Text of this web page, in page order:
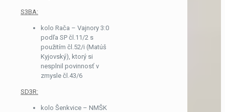
S3BA:
kolo Rača – Vajnory 3:0
podľa SP čl.11/2 s
použitím čl.52/i (Matúš
Kyjovský), ktorý si
nesplnil povinnosť v
zmysle čl.43/6
SD3R:
kolo Šenkvice – NMŠK